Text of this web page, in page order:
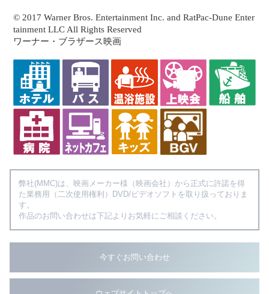
© 2017 Warner Bros. Entertainment Inc. and RatPac-Dune Enter
tainment LLC All Rights Reserved
ワーナー・ブラザース映画
弊社(MMC)は、映画メーカー様（映画会社）から正式に許諾を得
た業務用（二次使用権利）DVD/ビデオソフトを取り扱っておりま
す。
作品のお問い合わせは下記よりお気軽にご相談ください。
今すぐお問い合わせ